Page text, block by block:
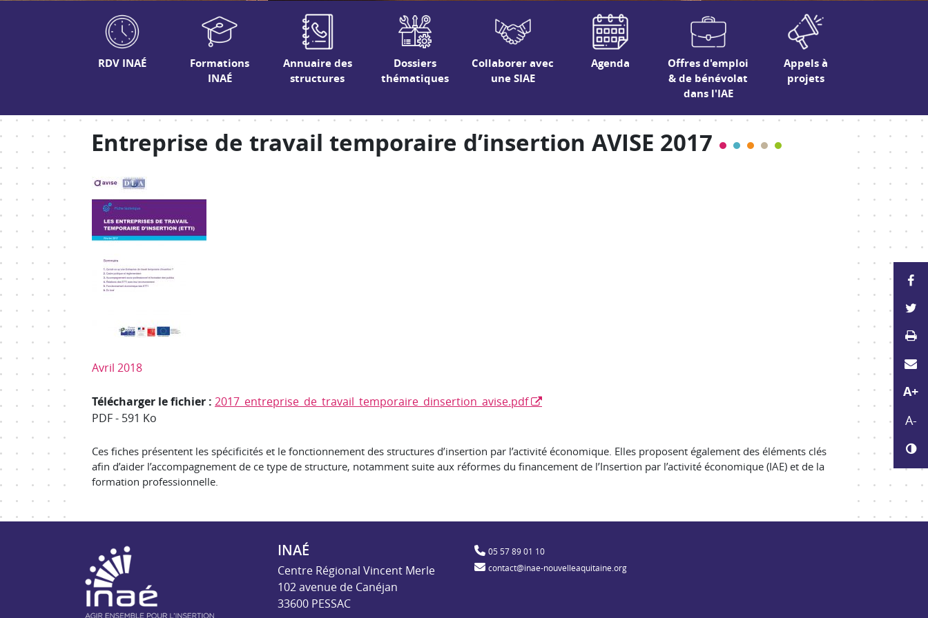
A+
A-
RDV INAÉ
Formations
INAÉ
Annuaire des
structures
Dossiers
thématiques
Collaborer avec
une SIAE
Agenda
Offres d'emploi
& de bénévolat
dans l'IAE
Appels à
projets
Entreprise de travail temporaire d’insertion AVISE 2017
Avril 2018
Télécharger le fichier : 2017_entreprise_de_travail_temporaire_dinsertion_avise.pdf
PDF- 591 Ko
Ces fiches présentent les spécificités et le fonctionnement des structures d’insertion par l’activité économique. Elles proposent également des éléments clés
afin d’aider l’accompagnement de ce type de structure, notamment suite aux réformes du financement de l’Insertion par l’activité économique (IAE) et de la
formation professionnelle.
INAE - Agir ensemble pour l'insertion par l'activité économique
INAÉ
Centre Régional Vincent Merle
102 avenue de Canéjan
33600 PESSAC
05 57 89 01 10
contact@inae-nouvelleaquitaine.org